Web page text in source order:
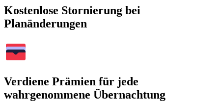
Kostenlose Stornierung bei
Planänderungen
Verdiene Prämien für jede
wahrgenommene Übernachtung